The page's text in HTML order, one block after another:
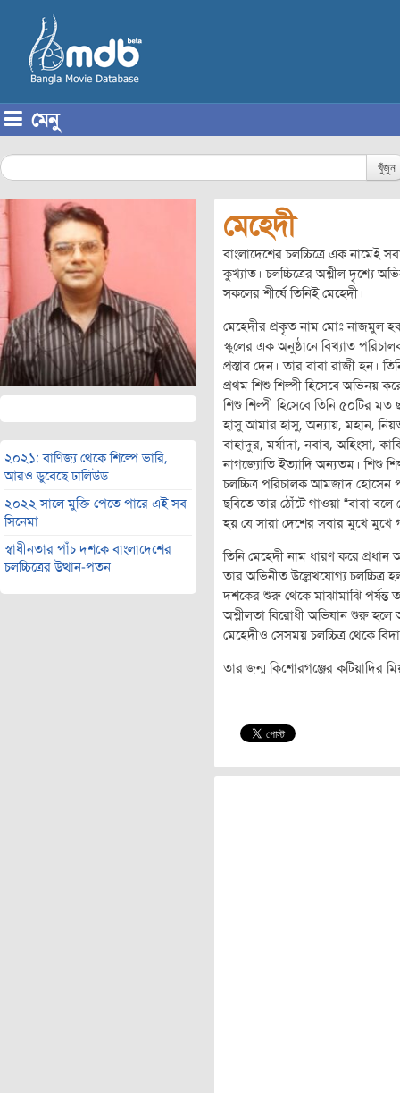
মেনু
খুঁজুন
২০২১: বাণিজ্য থেকে শিল্পে ভারি,
আরও ডুবেছে ঢালিউড
২০২২ সালে মুক্তি পেতে পারে এই সব
সিনেমা
স্বাধীনতার পাঁচ দশকে বাংলাদেশের
চলচ্চিত্রের উত্থান-পতন
মেহেদী
বাংলাদেশের চলচ্চিত্রে এক নামেই
কুখ্যাত। চলচ্চিত্রের অশ্লীল দৃশ্যে
সকলের শীর্ষে তিনিই মেহেদী।
মেহেদীর প্রকৃত নাম মোঃ নাজমুল হক
স্কুলের এক অনুষ্ঠানে বিখ্যাত
প্রস্তাব দেন। তার বাবা রাজী হন।
প্রথম শিশু শিল্পী হিসেবে অভিনয়
শিশু শিল্পী হিসেবে তিনি ৫০টির
হাসু আমার হাসু, অন্যায়, মহান,
বাহাদুর, মর্যাদা, নবাব, অহিংসা,
নাগজ্যোতি ইত্যাদি অন্যতম। শিশু
চলচ্চিত্র পরিচালক আমজাদ হোসেন
ছবিতে তার ঠোঁটে গাওয়া “বাবা
হয় যে সারা দেশের সবার মুখে মুখে
তিনি মেহেদী নাম ধারণ করে
তার অভিনীত উল্লেখযোগ্য চলচ্চিত্র
দশকের শুরু থেকে মাঝামাঝি পর্যন্ত
অশ্লীলতা বিরোধী অভিযান শুরু হলে
মেহেদীও সেসময় চলচ্চিত্র থেকে
তার জন্ম কিশোরগঞ্জের কটিয়াদির